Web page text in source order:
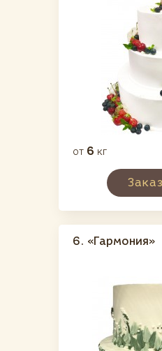
от 6 кг
6. «Гармония»